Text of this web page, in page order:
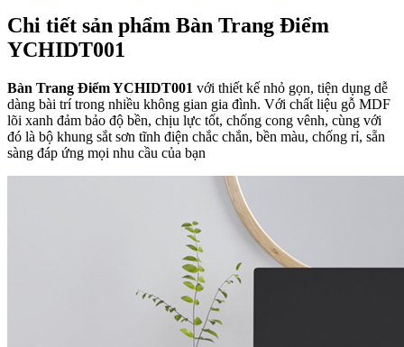
Chi tiết sản phẩm Bàn Trang Điểm
YCHIDT001
Bàn Trang Điểm YCHIDT001 với thiết kế nhỏ gọn, tiện dụng dễ
dàng bài trí trong nhiều không gian gia đình. Với chất liệu gỗ MDF
lõi xanh đảm bảo độ bền, chịu lực tốt, chống cong vênh, cùng với
đó là bộ khung sắt sơn tĩnh điện chắc chắn, bền màu, chống rỉ, sẵn
sàng đáp ứng mọi nhu cầu của bạn